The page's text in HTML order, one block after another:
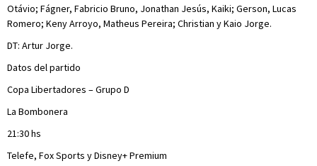
Otávio; Fágner, Fabricio Bruno, Jonathan Jesús, Kaiki; Gerson, Lucas
Romero; Keny Arroyo, Matheus Pereira; Christian y Kaio Jorge.
DT: Artur Jorge.
Datos del partido
Copa Libertadores – Grupo D
La Bombonera
21:30 hs
Telefe, Fox Sports y Disney+ Premium